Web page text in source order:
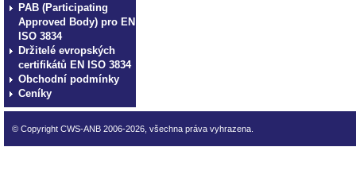
PAB (Participating
Approved Body) pro EN
ISO 3834
Držitelé evropských
certifikátů EN ISO 3834
Obchodní podmínky
Ceníky
© Copyright CWS-ANB 2006-2026, všechna práva vyhrazena.